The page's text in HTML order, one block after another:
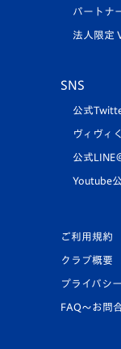
パートナ
法人限定
SNS
公式
ヴィヴィ
公式LINE
Youtube
ご利用規約
クラブ概要
プライバシ
FAQ〜お問